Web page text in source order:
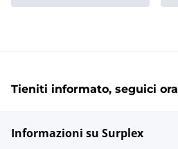
Camicie da notte
Tieniti informato, seguici ora
Informazioni su Surplex